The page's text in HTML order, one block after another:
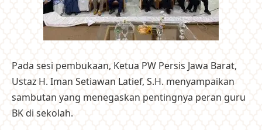
Pada sesi pembukaan, Ketua PW Persis Jawa Barat,
Ustaz H. Iman Setiawan Latief, S.H. menyampaikan
sambutan yang menegaskan pentingnya peran guru
BK di sekolah.